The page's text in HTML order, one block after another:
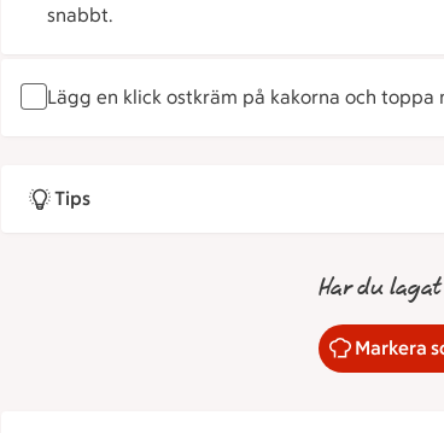
snabbt.
Lägg en klick ostkräm på kakorna och
Tips
Har du
Markera